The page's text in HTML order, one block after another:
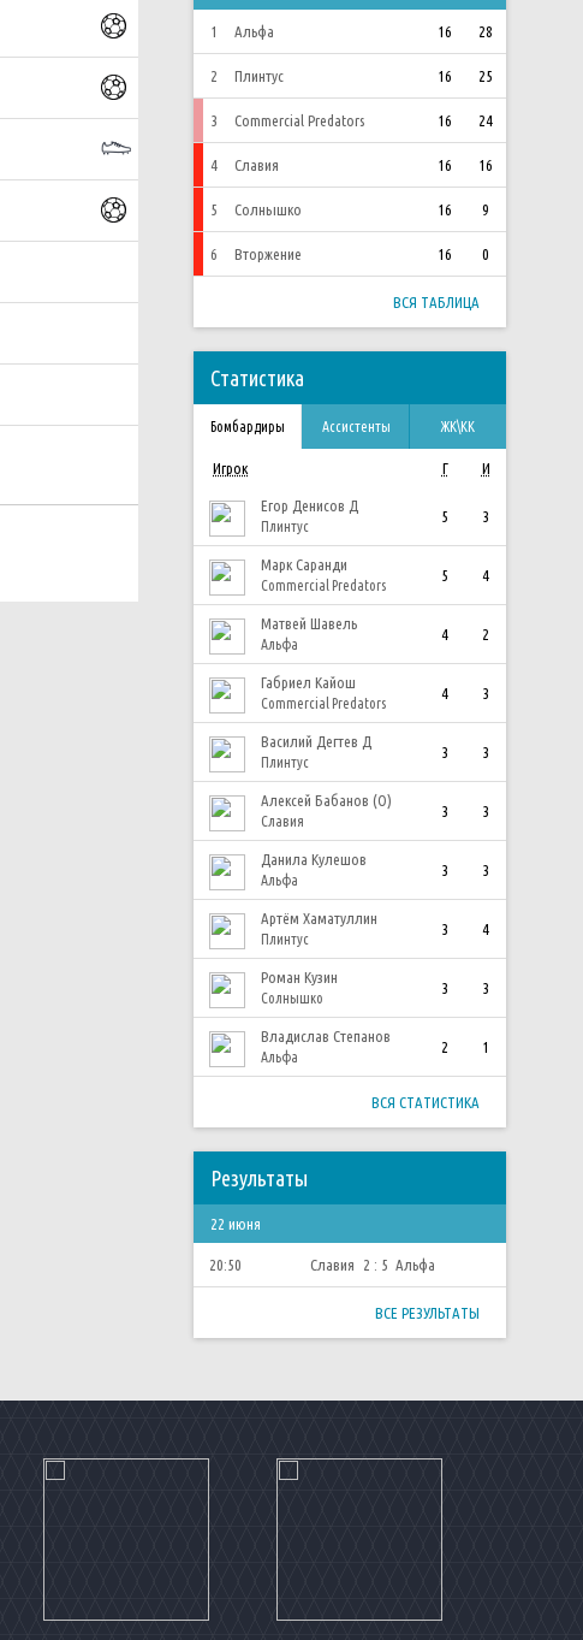
1 Альфа 16 28
2 Плинтус 16 25
3 Commercial Predators 16 24
4 Славия 16 16
5 Солнышко 16 9
6 Вторжение 16 0
ВСЯ ТАБЛИЦА
Статистика
Бомбардиры Ассистенты ЖК\КК
Игрок Г И
Егор Денисов Д
Плинтус
5 3
Марк Саранди
Commercial Predators
5 4
Матвей Шавель
Альфа
4 2
Габриел Кайош
Commercial Predators
4 3
Василий Дегтев Д
Плинтус
3 3
Алексей Бабанов (О)
Славия
3 3
Данила Кулешов
Альфа
3 3
Артём Хаматуллин
Плинтус
3 4
Роман Кузин
Солнышко
3 3
Владислав Степанов
Альфа
2 1
ВСЯ СТАТИСТИКА
Результаты
22 июня
20:50 Славия 2 : 5 Альфа
ВСЕ РЕЗУЛЬТАТЫ